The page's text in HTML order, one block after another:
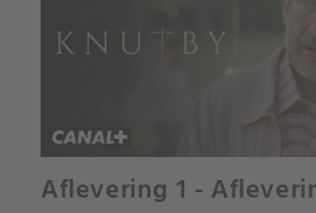
Aflevering 1 -